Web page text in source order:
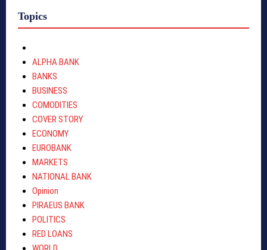
Topics
ALPHA BANK
BANKS
BUSINESS
COMODITIES
COVER STORY
ECONOMY
EUROBANK
MARKETS
NATIONAL BANK
Opinion
PIRAEUS BANK
POLITICS
RED LOANS